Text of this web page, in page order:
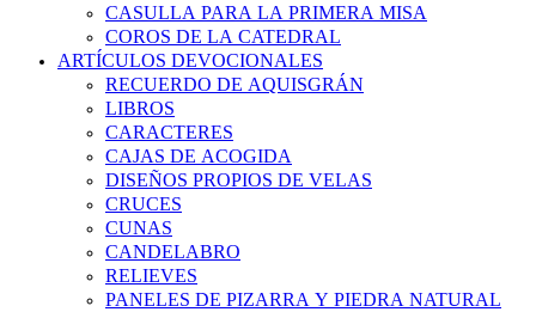
CASULLA PARA LA PRIMERA MISA
COROS DE LA CATEDRAL
ARTÍCULOS DEVOCIONALES
RECUERDO DE AQUISGRÁN
LIBROS
CARACTERES
CAJAS DE ACOGIDA
DISEÑOS PROPIOS DE VELAS
CRUCES
CUNAS
CANDELABRO
RELIEVES
PANELES DE PIZARRA Y PIEDRA NATURAL